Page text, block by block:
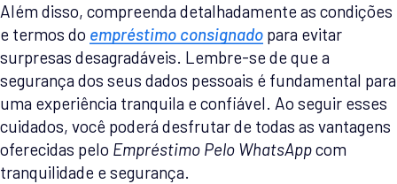
Além disso, compreenda detalhadamente as condições
e termos do empréstimo consignado para evitar
surpresas desagradáveis. Lembre-se de que a
segurança dos seus dados pessoais é fundamental para
uma experiência tranquila e confiável. Ao seguir esses
cuidados, você poderá desfrutar de todas as vantagens
oferecidas pelo Empréstimo Pelo WhatsAppcom
tranquilidade e segurança.